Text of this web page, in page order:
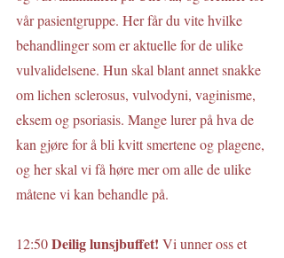
vår pasientgruppe. Her får du vite hvilke
behandlinger som er aktuelle for de ulike
vulvalidelsene. Hun skal blant annet snakke
om lichen sclerosus, vulvodyni, vaginisme,
eksem og psoriasis. Mange lurer på hva de
kan gjøre for å bli kvitt smertene og plagene,
og her skal vi få høre mer om alle de ulike
måtene vi kan behandle på.
12:50 Deilig lunsjbuffet! Vi unner oss et